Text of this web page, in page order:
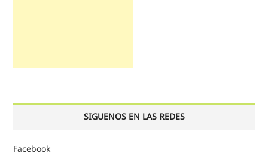
SIGUENOS EN LAS REDES
Facebook